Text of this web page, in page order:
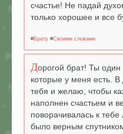
счастье! Не падай
только хорошее и все
#Брату #Своими словами
Дорогой брат! Ты один
которые у меня есть.
тебя и желаю, чтобы
наполнен счастьем и
поворачивалась к
было верным